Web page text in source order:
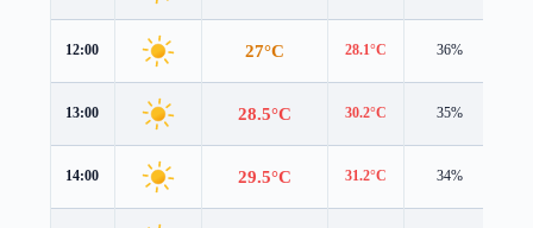
12:00 27°C 28.1°C 36%
13:00 28.5°C 30.2°C 35%
14:00 29.5°C 31.2°C 34%